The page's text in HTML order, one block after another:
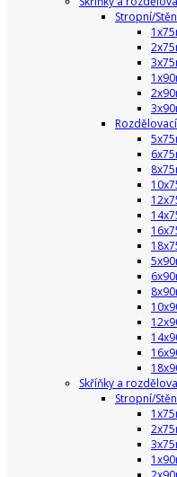
Stropní/
Skříňky a
Stropní/